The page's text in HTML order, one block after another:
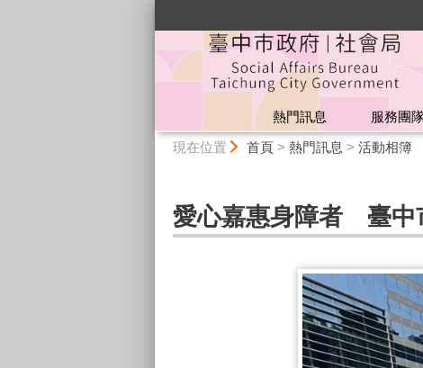
熱門訊息 服務團
現在位置 首頁> 熱門訊息 > 活動相簿
愛心嘉惠身障者 臺中